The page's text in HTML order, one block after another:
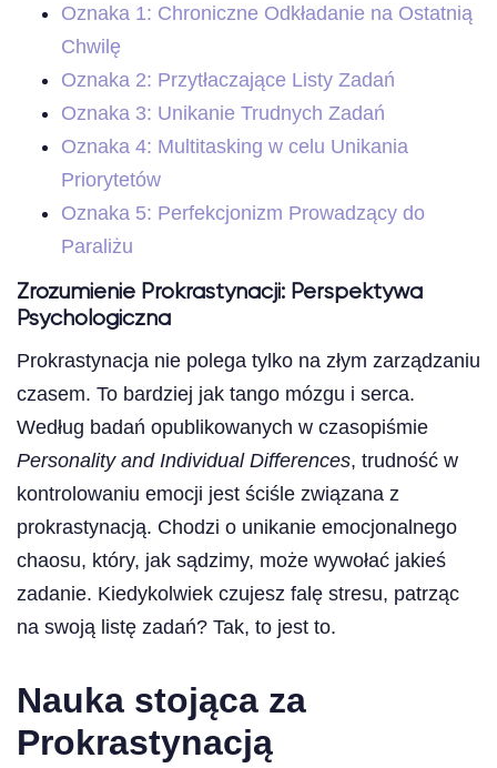
Oznaka 1: Chroniczne Odkładanie na Ostatnią
Chwilę
Oznaka 2: Przytłaczające Listy Zadań
Oznaka 3: Unikanie Trudnych Zadań
Oznaka 4: Multitasking w celu Unikania
Priorytetów
Oznaka 5: Perfekcjonizm Prowadzący do
Paraliżu
Zrozumienie Prokrastynacji: Perspektywa
Psychologiczna
Prokrastynacja nie polega tylko na złym zarządzaniu
czasem. To bardziej jak tango mózgu i serca.
Według badań opublikowanych w czasopiśmie
Personality and Individual Differences, trudność w
kontrolowaniu emocji jest ściśle związana z
prokrastynacją. Chodzi o unikanie emocjonalnego
chaosu, który, jak sądzimy, może wywołać jakieś
zadanie. Kiedykolwiek czujesz falę stresu, patrząc
na swoją listę zadań? Tak, to jest to.
Nauka stojąca za
Prokrastynacją